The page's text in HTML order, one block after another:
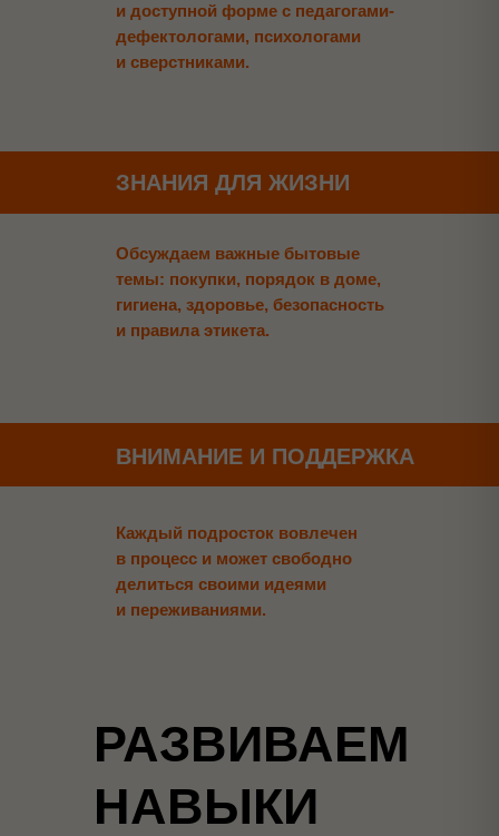
Обсуждаем важные бытовые
темы: покупки, порядок в доме,
гигиена, здоровье, безопасность
и правила этикета.
Каждый подросток вовлечен
в процесс и может свободно
делиться своими идеями
и переживаниями.
и доступной форме с педагогами-
дефектологами, психологами
и сверстниками.
ВНИМАНИЕ И ПОДДЕРЖКА
ЗНАНИЯ ДЛЯ ЖИЗНИ
РАЗВИВАЕМ
НАВЫКИ